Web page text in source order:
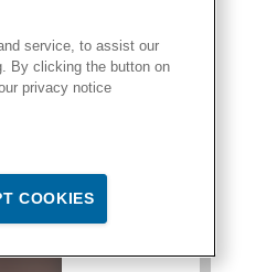
Hospital Surgeon Doctor Game
service, to assist our
By clicking the button on
privacy notice
COOKIES